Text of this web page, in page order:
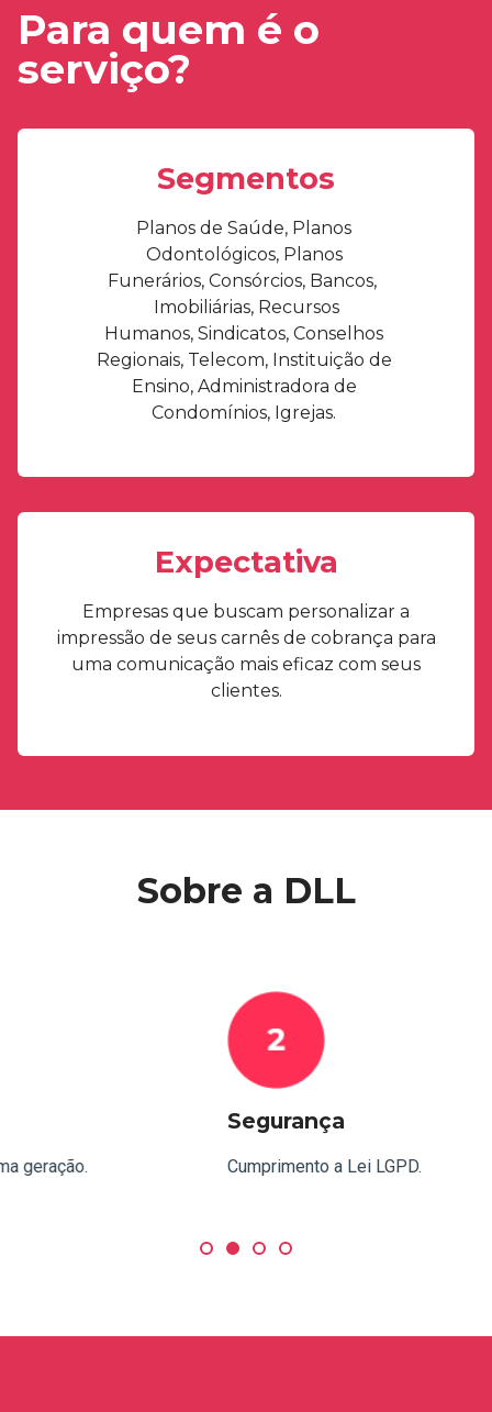
Para quem é o
serviço?
Segmentos
Planos de Saúde, Planos
Odontológicos, Planos
Funerários, Consórcios, Bancos,
Imobiliárias, Recursos
Humanos,Sindicatos,Conselhos
Regionais, Telecom, Instituição de
Ensino, Administradora de
Condomínios, Igrejas.
Expectativa
Empresas que buscam personalizar a
impressão de seus carnês de cobrança para
uma comunicação mais eficaz com seus
clientes.
Sobre a DLL
Cumprimento a Lei LGPD.